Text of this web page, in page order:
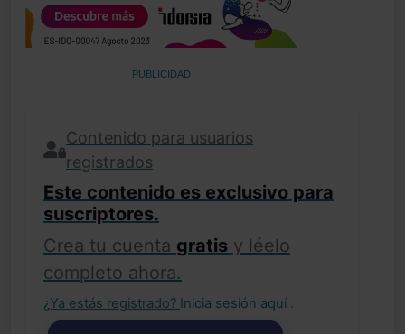
PUBLICIDAD
Contenido para usuarios
registrados
Este contenido es exclusivo para
suscriptores.
Crea tu cuenta gratis y léelo
completo ahora.
¿Ya estás registrado? Inicia sesión aquí .